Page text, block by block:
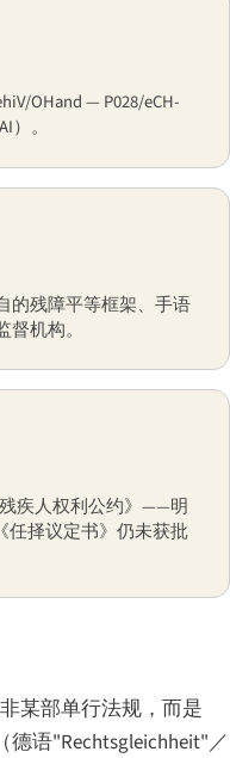
OHand — P028/eCH-
。
的残障平等框架、手语
机构。
疾人权利公约》——明
任择议定书》仍未获批
某部单行法规，而是
德语"Rechtsgleichheit"／